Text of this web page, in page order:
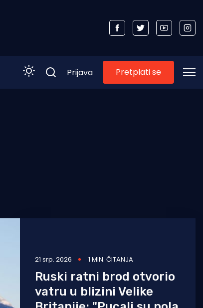
Prijava Pretplati se
21 srp. 2026 1 MIN. ČITANJA
Ruski ratni brod otvorio
vatru u blizini Velike